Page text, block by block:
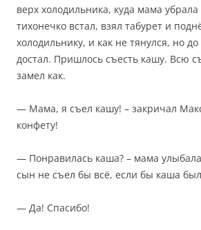
верх холодильника, куда мама
тихонечко встал, взял табурет и
холодильнику, и как не тянулся, но
достал. Пришлось съесть кашу. Всю
замел как.
— Мама, я съел кашу! – закричал
конфету!
— Понравилась каша? – мама
сын не съел бы всё, если бы каша
— Да! Спасибо!